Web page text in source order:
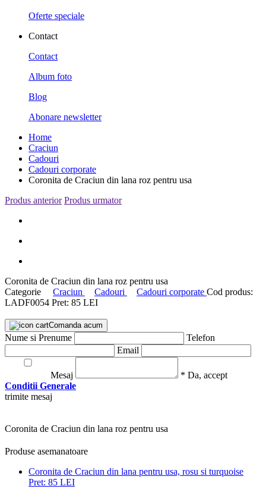
Oferte speciale
Contact
Contact
Album foto
Blog
Abonare newsletter
Home
Craciun
Cadouri
Cadouri corporate
Coronita de Craciun din lana roz pentru usa
Produs anterior Produs urmator
Coronita de Craciun din lana roz pentru usa
Categorie
Craciun Cadouri Cadouri corporate Cod produs:
LADF0054 Pret: 85 LEI
Comanda acum
Nume si Prenume
Telefon
Email
Mesaj
* Da, accept
Conditii Generale
trimite mesaj
Coronita de Craciun din lana roz pentru usa
Produse asemanatoare
Coronita de Craciun din lana pentru usa, rosu si turquoise
Pret: 85 LEI